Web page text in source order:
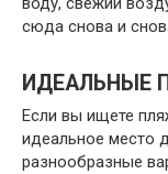
сюда снова и
ИДЕАЛЬНЫЕ
Если вы ищете
идеальное место
разнообразные